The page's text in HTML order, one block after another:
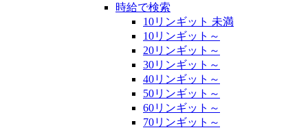
時給で検索
10リンギット 未満
10リンギット～
20リンギット～
30リンギット～
40リンギット～
50リンギット～
60リンギット～
70リンギット～